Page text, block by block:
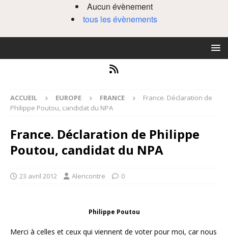
Aucun évènement
tous les évènements
ACCUEIL EUROPE FRANCE
France. Déclaration de
Philippe Poutou, candidat du NPA
France. Déclaration de Philippe
Poutou, candidat du NPA
23 avril 2012 Alencontre 0
Philippe Poutou
Merci à celles et ceux qui viennent de voter pour moi, car nous